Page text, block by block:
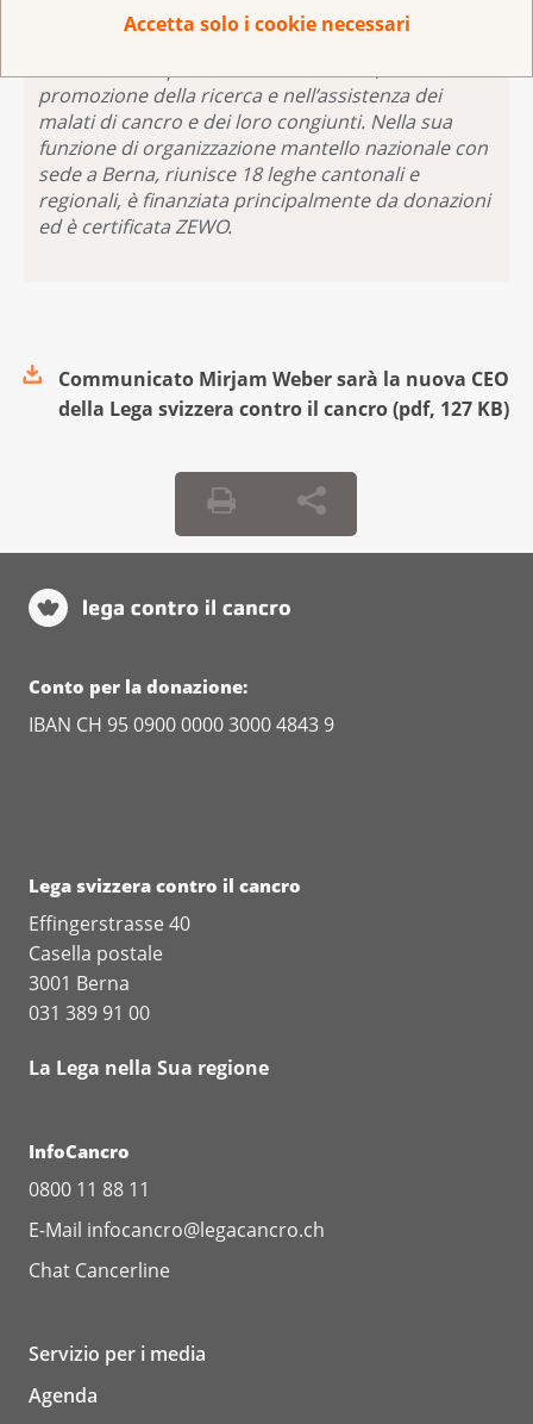
Accetta solo i cookie necessari
Lega svizzera contro il cancroè
promozione della ricerca e nell’assistenza dei
malati di cancro e dei loro congiunti. Nella sua
funzione di organizzazione mantello nazionale con
sede a Berna, riunisce 18 leghe cantonali e
regionali, è finanziata principalmente da donazioni
ed è certificata ZEWO.
Communicato Mirjam Weber sarà la nuova CEO
della Lega svizzera contro il cancro(pdf, 127 KB)
Conto per la donazione:
IBAN CH 95 0900 0000 3000 4843 9
Lega svizzera contro il cancro
Effingerstrasse 40
Casella postale
3001 Berna
031 389 91 00
La Lega nella Sua regione
InfoCancro
0800 11 88 11
E-Mail infocancro@legacancro.ch
Chat Cancerline
Servizio per i media
Agenda